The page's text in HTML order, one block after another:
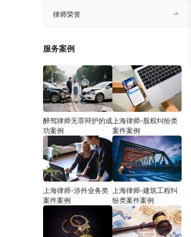
律师荣誉
服务案例
醉驾律师无罪辩护的成
功案例
上海律师-股权纠纷类
案件案例
上海律师-涉外业务类
案件案例
上海律师-建筑工程纠
纷类案件案例